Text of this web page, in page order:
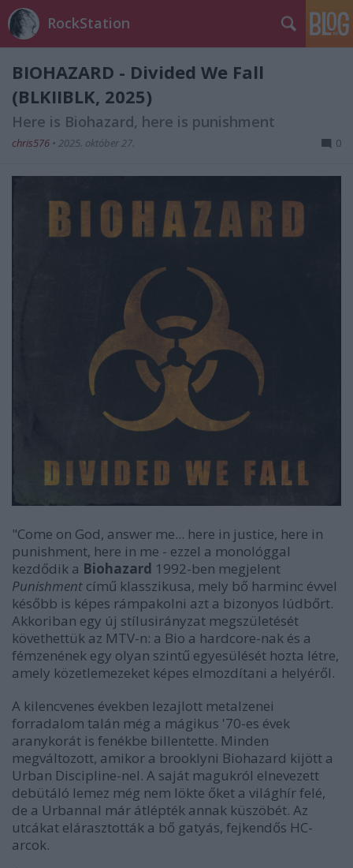
RockStation
BIOHAZARD - Divided We Fall
(BLKIIBLK, 2025)
Here is Biohazard, here is punishment
chris576 • 2025. október 27. 0
"Come on God, answer me... here in justice, here in
punishment, here in me - ezzel a monológgal
kezdődik a Biohazard 1992-ben megjelent
Punishment című klasszikusa, mely bő harminc évvel
később is képes rámpakolni azt a bizonyos lúdbőrt.
Akkoriban egy új stílusirányzat megszületését
követhettük az MTV-n: a Bio a hardcore-nak és a
fémzenének egy olyan szintű egyesülését hozta létre,
amely közetlemezeket képes elmozdítani a helyéről.
A kilencvenes években lezajlott metalzenei
forradalom talán még a mágikus '70-es évek
aranykorát is fenékbe billentette. Minden
megváltozott, amikor a brooklyni Biohazard kijött a
Urban Discipline-nel. A saját magukról elnevezett
debütáló lemez még nem lökte őket a világhír felé,
de a Urbannal már átlépték annak küszöbét. Az
utcákat elárasztották a bő gatyás, fejkendős HC-
arcok.